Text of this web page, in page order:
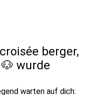
berger,
wurde
warten auf dich: